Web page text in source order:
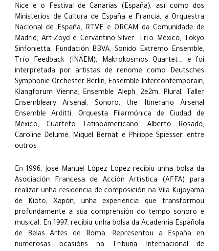
Nice e o Festival de Canarias (España), así como dos
Ministerios de Cultura de España e Francia, a Orquestra
Nacional de España, RTVE e ORCAM da Comunidade de
Madrid, Art-Zoyd e Cervantino-Silver. Trío México, Tokyo
Sinfonietta, Fundación BBVA, Sonido Extremo Ensemble,
Trío Feedback (INAEM), Makrokosmos Quartet… e foi
interpretada por artistas de renome como Deutsches
Symphonie-Orchester Berlin, Ensemble Intercontemporain,
Klangforum Vienna, Ensemble Aleph, 2e2m, Plural, Taller
Ensembleary Arsenal, Sonoro, the Itinerario Arsenal
Ensemble Arditti, Orquesta Filarmónica de Ciudad de
México, Cuarteto Latinoamericano, Alberto Rosado,
Caroline Delume, Miquel Bernat e Philippe Spiesser, entre
outros.
En 1996, José Manuel López López recibiu unha bolsa da
Asociación Francesa de Acción Artística (AFFA) para
realizar unha residencia de composición na Vila Kujoyama
de Kioto, Xapón, unha experiencia que transformou
profundamente a súa comprensión do tempo sonoro e
musical. En 1997, recibiu unha bolsa da Academia Española
de Belas Artes de Roma. Representou a España en
numerosas ocasións na Tribuna Internacional de